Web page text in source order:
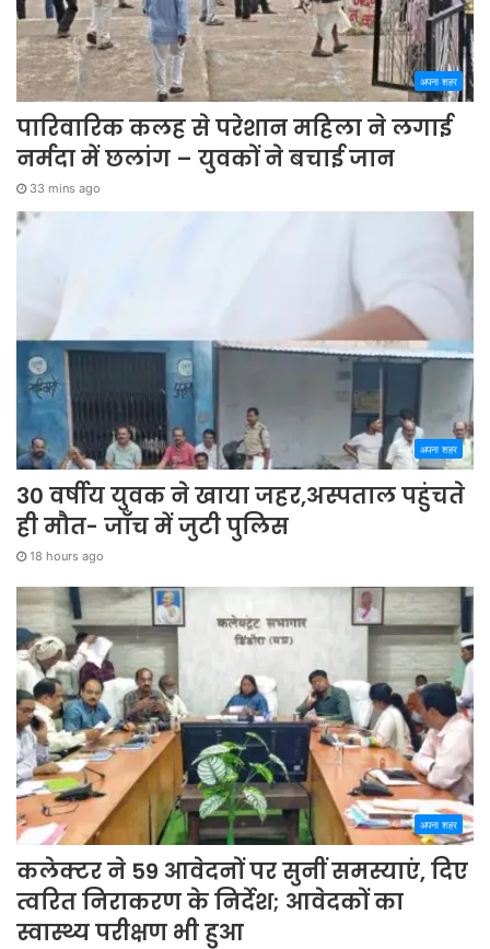
अपना शहर
पारिवारिक कलह से परेशान महिला ने लगाई
नर्मदा में छलांग – युवकों ने बचाई जान
33 mins ago
अपना शहर
30 वर्षीय युवक ने खाया जहर,अस्पताल पहुंचते
ही मौत- जाँच में जुटी पुलिस
18 hours ago
अपना शहर
कलेक्टर ने 59 आवेदनों पर सुनीं समस्याएं, दिए
त्वरित निराकरण के निर्देश; आवेदकों का
स्वास्थ्य परीक्षण भी हुआ